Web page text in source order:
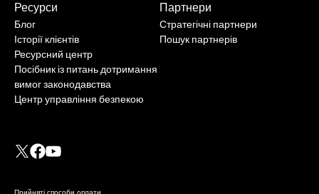
Ресурси
Блог
Історії клієнтів
Ресурсний центр
Посібник із питань дотримання
вимог законодавства
Центр управління безпекою
Партнери
Стратегічні партнери
Пошук партнерів
Прийняті способи оплати